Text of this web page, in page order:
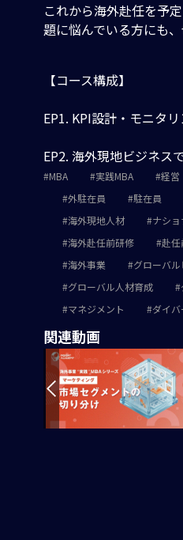
これから海外赴任を予
題に悩んでいる方にも
【コース構成】
EP1. KPI設計・モニタ
EP2. 海外現地ビジネス
MBA 実践MBA 経営
外駐在員
駐在員
海外現地人材
ナシ
海外赴任前研修
赴任
海外事業
グローバル
グローバル人材育成
マネジメント
ダイバ
関連動画